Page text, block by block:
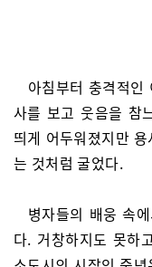
아침부터 충격적인
사를 보고 웃음을 참
띄게 어두워졌지만
는 것처럼 굴었다.
병자들의 배웅 속
다. 거창하지도 못하